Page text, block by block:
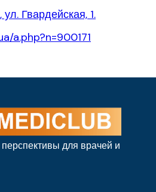
Гвардейская, 1.
a.php?n=900171
для врачей и